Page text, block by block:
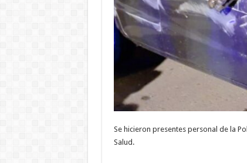
Se hicieron presentes personal de la
Salud.